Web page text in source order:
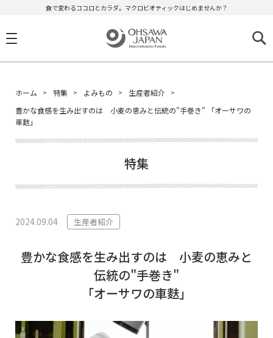
食で変わるココロとカラダ。マクロビオティックはじめませんか？
ホーム 特集 よみもの
生産者紹介
豊かな食感を生み出すのは 小麦の恵みと伝統の"手巻き" 「オーサワの
車麩」
特集
2024.09.04 生産者紹介
豊かな食感を生み出すのは 小麦の恵みと
伝統の"手巻き"
「オーサワの車麩」